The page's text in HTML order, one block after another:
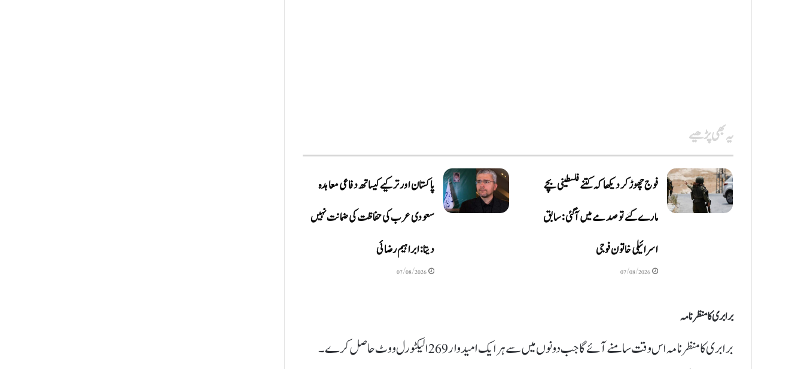
یہ بھی پڑھیے
فوج چھوڑ کر دیکھا کہ کتنے فلسطینی بچے
مارے گئے تو صدمے میں آگئی: سابق
اسرائیلی خاتون فوجی
07/08/2026
پاکستان اور ترکیے کیساتھ دفاعی معاہدہ
سعودی عرب کی حفاظت کی ضمانت نہیں
دیتا: ابراہیم رضائی
07/08/2026
برابری کا منظر نامہ
برابری کا منظر نامہ اس وقت سامنے آئے گا جب دونوں میں سے ہر ایک امیدوار 269 الیکٹورل ووٹ حاصل کرے۔